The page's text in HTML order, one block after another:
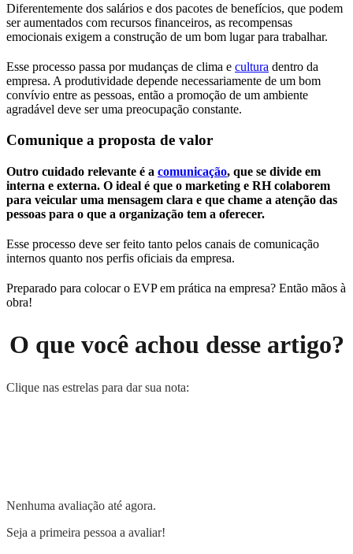
Diferentemente dos salários e dos pacotes de benefícios, que podem
ser aumentados com recursos financeiros, as recompensas
emocionais exigem a construção de um bom lugar para trabalhar.
Esse processo passa por mudanças de clima e cultura dentro da
empresa. A produtividade depende necessariamente de um bom
convívio entre as pessoas, então a promoção de um ambiente
agradável deve ser uma preocupação constante.
Comunique a proposta de valor
Outro cuidado relevante é a comunicação, que se divide em
interna e externa. O ideal é que o marketing e RH colaborem
para veicular uma mensagem clara e que chame a atenção das
pessoas para o que a organização tem a oferecer.
Esse processo deve ser feito tanto pelos canais de comunicação
internos quanto nos perfis oficiais da empresa.
Preparado para colocar o EVP em prática na empresa? Então mãos à
obra!
O que você achou desse artigo?
Clique nas estrelas para dar sua nota:
Nenhuma avaliação até agora.
Seja a primeira pessoa a avaliar!